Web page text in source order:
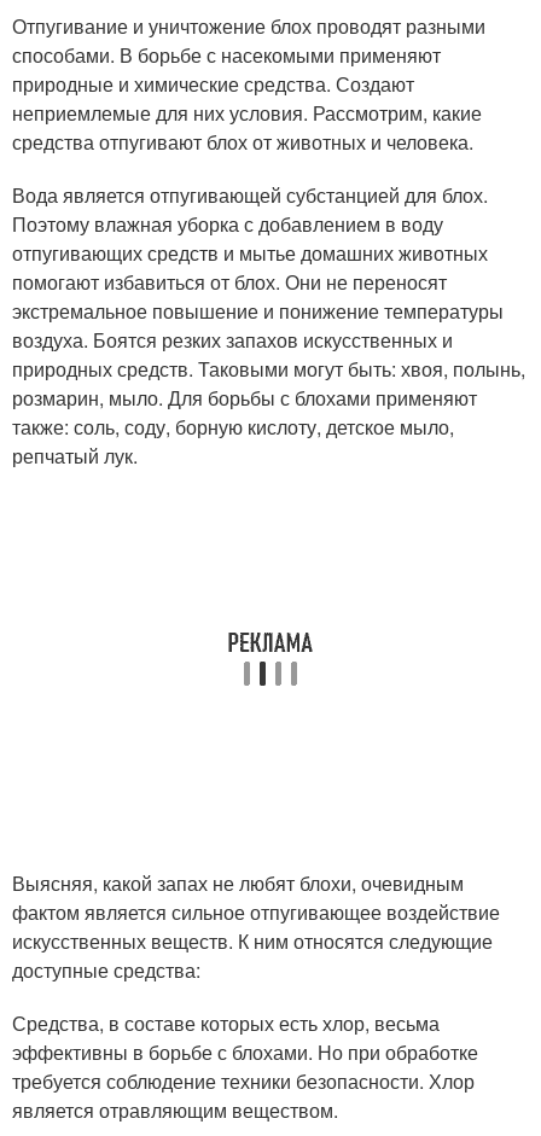
Отпугивание и уничтожение блох проводят разными
способами. В борьбе с насекомыми применяют
природные и химические средства. Создают
неприемлемые для них условия. Рассмотрим, какие
средства отпугивают блох от животных и человека.
Вода является отпугивающей субстанцией для блох.
Поэтому влажная уборка с добавлением в воду
отпугивающих средств и мытье домашних животных
помогают избавиться от блох. Они не переносят
экстремальное повышение и понижение температуры
воздуха. Боятся резких запахов искусственных и
природных средств. Таковыми могут быть: хвоя, полынь,
розмарин, мыло. Для борьбы с блохами применяют
также: соль, соду, борную кислоту, детское мыло,
репчатый лук.
Выясняя, какой запах не любят блохи, очевидным
фактом является сильное отпугивающее воздействие
искусственных веществ. К ним относятся следующие
доступные средства:
Средства, в составе которых есть хлор, весьма
эффективны в борьбе с блохами. Но при обработке
требуется соблюдение техники безопасности. Хлор
является отравляющим веществом.